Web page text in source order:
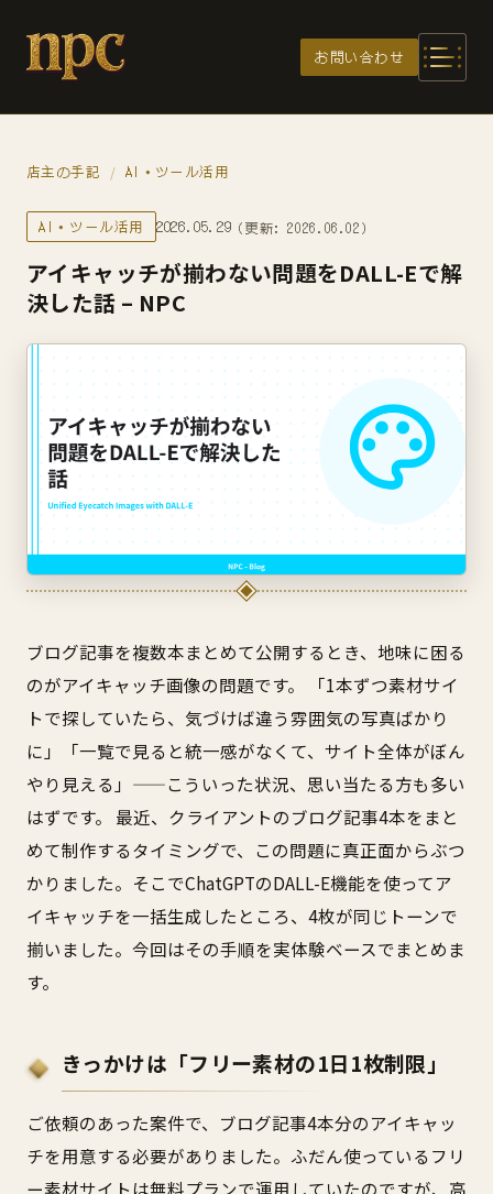
お問い合わせ
店主の手記 / AI・ツール活用
AI・ツール活用 2026.05.29 （更新: 2026.06.02）
アイキャッチが揃わない問題をDALL-Eで解
決した話 – NPC
ブログ記事を複数本まとめて公開するとき、地味に困る
のがアイキャッチ画像の問題です。 「1本ずつ素材サイ
トで探していたら、気づけば違う雰囲気の写真ばかり
に」「一覧で見ると統一感がなくて、サイト全体がぼん
やり見える」——こういった状況、思い当たる方も多い
はずです。 最近、クライアントのブログ記事4本をまと
めて制作するタイミングで、この問題に真正面からぶつ
かりました。そこでChatGPTのDALL-E機能を使ってア
イキャッチを一括生成したところ、4枚が同じトーンで
揃いました。今回はその手順を実体験ベースでまとめま
す。
きっかけは「フリー素材の1日1枚制限」
ご依頼のあった案件で、ブログ記事4本分のアイキャッ
チを用意する必要がありました。ふだん使っているフリ
ー素材サイトは無料プランで運用していたのですが、高